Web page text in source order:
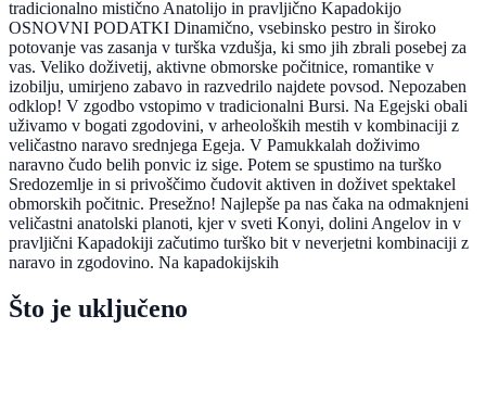
tradicionalno mistično Anatolijo in pravljično Kapadokijo
OSNOVNI PODATKI Dinamično, vsebinsko pestro in široko
potovanje vas zasanja v turška vzdušja, ki smo jih zbrali posebej za
vas. Veliko doživetij, aktivne obmorske počitnice, romantike v
izobilju, umirjeno zabavo in razvedrilo najdete povsod. Nepozaben
odklop! V zgodbo vstopimo v tradicionalni Bursi. Na Egejski obali
uživamo v bogati zgodovini, v arheoloških mestih v kombinaciji z
veličastno naravo srednjega Egeja. V Pamukkalah doživimo
naravno čudo belih ponvic iz sige. Potem se spustimo na turško
Sredozemlje in si privoščimo čudovit aktiven in doživet spektakel
obmorskih počitnic. Presežno! Najlepše pa nas čaka na odmaknjeni
veličastni anatolski planoti, kjer v sveti Konyi, dolini Angelov in v
pravljični Kapadokiji začutimo turško bit v neverjetni kombinaciji z
naravo in zgodovino. Na kapadokijskih
Što je uključeno